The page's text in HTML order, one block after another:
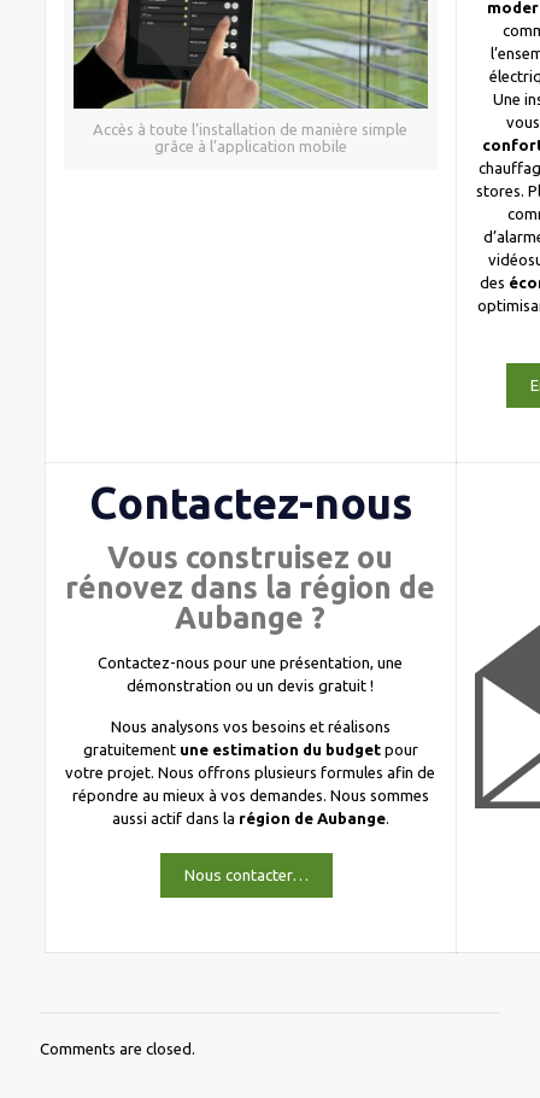
Accès à toute l’installation de manière simple
grâce à l’application mobile
Une
stores.
des
Contactez-nous
Vous construisez ou
rénovez dans la région de
Aubange ?
Contactez-nous pour une présentation, une
démonstration ou un devis gratuit !
Nous analysons vos besoins et réalisons
gratuitement une estimation du budgetpour
votre projet. Nous offrons plusieurs formules afin de
répondre au mieux à vos demandes. Nous sommes
aussi actif dans la région de Aubange.
Nous contacter…
Comments are closed.